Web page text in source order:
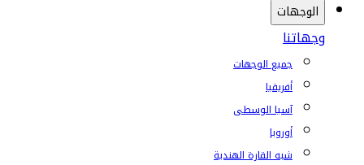
الوجهات
وجهاتنا
جميع الوجهات
أفريقيا
آسيا الوسطى
أوروبا
شبه القارة الهندية